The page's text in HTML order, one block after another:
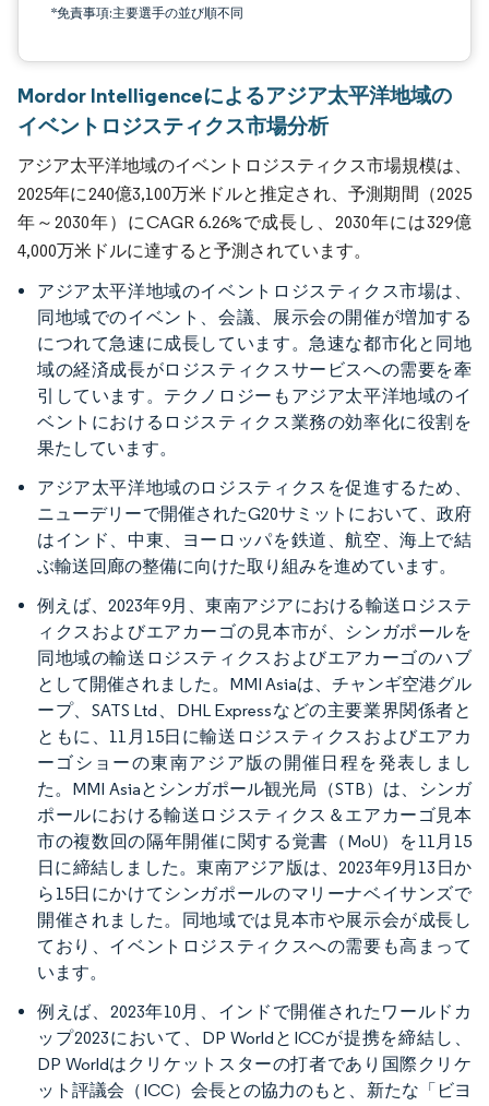
*免責事項:主要選手の並び順不同
Mordor Intelligenceによるアジア太平洋地域の
イベントロジスティクス市場分析
アジア太平洋地域のイベントロジスティクス市場規模は、
2025年に240億3,100万米ドルと推定され、予測期間（2025
年～2030年）にCAGR 6.26%で成長し、2030年には329億
4,000万米ドルに達すると予測されています。
アジア太平洋地域のイベントロジスティクス市場は、
同地域でのイベント、会議、展示会の開催が増加する
につれて急速に成長しています。急速な都市化と同地
域の経済成長がロジスティクスサービスへの需要を牽
引しています。テクノロジーもアジア太平洋地域のイ
ベントにおけるロジスティクス業務の効率化に役割を
果たしています。
アジア太平洋地域のロジスティクスを促進するため、
ニューデリーで開催されたG20サミットにおいて、政府
はインド、中東、ヨーロッパを鉄道、航空、海上で結
ぶ輸送回廊の整備に向けた取り組みを進めています。
例えば、2023年9月、東南アジアにおける輸送ロジステ
ィクスおよびエアカーゴの見本市が、シンガポールを
同地域の輸送ロジスティクスおよびエアカーゴのハブ
として開催されました。MMI Asiaは、チャンギ空港グル
ープ、SATS Ltd、DHL Expressなどの主要業界関係者と
ともに、11月15日に輸送ロジスティクスおよびエアカ
ーゴショーの東南アジア版の開催日程を発表しまし
た。MMI Asiaとシンガポール観光局（STB）は、シンガ
ポールにおける輸送ロジスティクス＆エアカーゴ見本
市の複数回の隔年開催に関する覚書（MoU）を11月15
日に締結しました。東南アジア版は、2023年9月13日か
ら15日にかけてシンガポールのマリーナベイサンズで
開催されました。同地域では見本市や展示会が成長し
ており、イベントロジスティクスへの需要も高まって
います。
例えば、2023年10月、インドで開催されたワールドカ
ップ2023において、DP WorldとICCが提携を締結し、
DP Worldはクリケットスターの打者であり国際クリケ
ット評議会（ICC）会長との協力のもと、新たな「ビヨ